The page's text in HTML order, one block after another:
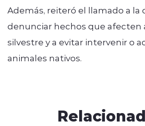
Además, reiteró el llamado a la
denunciar hechos que afecten
silvestre y a evitar intervenir o
animales nativos.